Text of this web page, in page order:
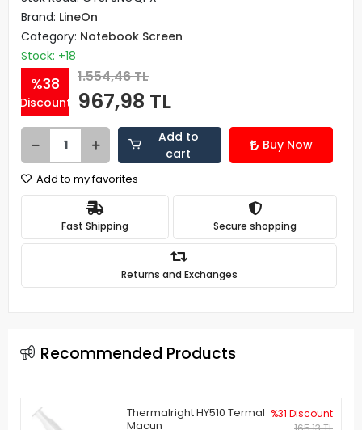
Brand: LineOn
Category: Notebook Screen
Stock: +18
%38
Discount
1.554,46 TL
967,98 TL
Add to
cart
Buy Now
Add to my favorites
Fast Shipping Secure shopping
Returns and Exchanges
Recommended Products
Thermalright HY510 Termal
Macun
%31 Discount